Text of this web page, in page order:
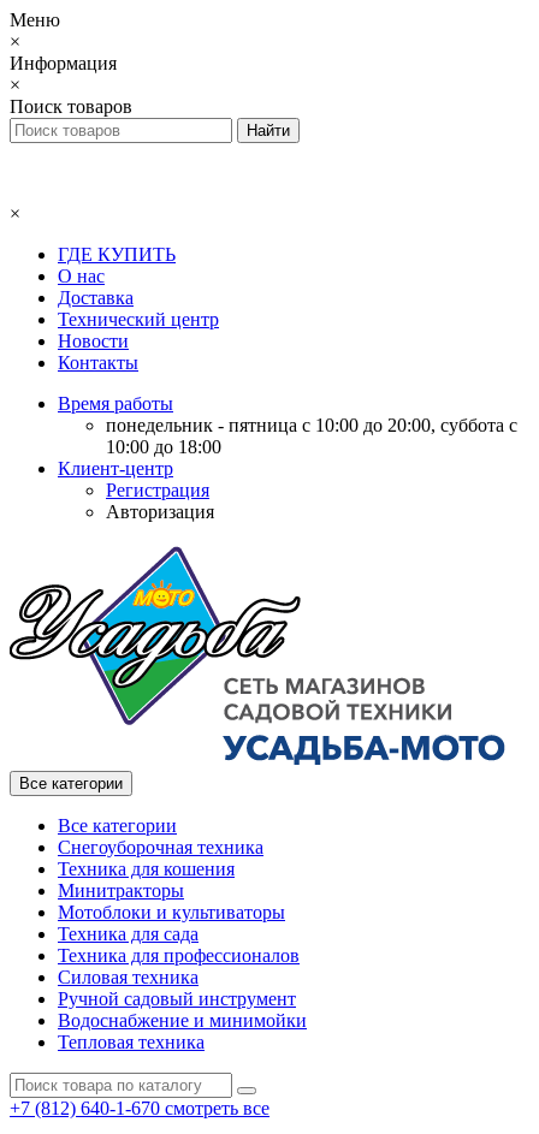
Меню
×
Информация
×
Поиск товаров
×
ГДЕ КУПИТЬ
О нас
Доставка
Технический центр
Новости
Контакты
Время работы
понедельник - пятница с 10:00 до 20:00, суббота с
10:00 до 18:00
Клиент-центр
Регистрация
Авторизация
Все категории
Все категории
Снегоуборочная техника
Техника для кошения
Минитракторы
Мотоблоки и культиваторы
Техника для сада
Техника для профессионалов
Силовая техника
Ручной садовый инструмент
Водоснабжение и минимойки
Тепловая техника
+7 (812) 640-1-670 смотреть все